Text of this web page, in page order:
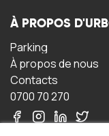
À PROPOS
Parking
À propos de nous
Contacts
0700 70 270